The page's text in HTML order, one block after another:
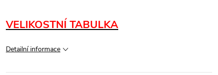
VELIKOSTNÍ TABULKA
Detailní informace